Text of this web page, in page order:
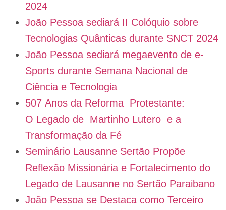
2024
João Pessoa sediará II Colóquio sobre
Tecnologias Quânticas durante SNCT 2024
João Pessoa sediará megaevento de e-
Sports durante Semana Nacional de
Ciência e Tecnologia
507 Anos da Reforma Protestante:
O Legado de Martinho Lutero e a
Transformação da Fé
Seminário Lausanne Sertão Propõe
Reflexão Missionária e Fortalecimento do
Legado de Lausanne no Sertão Paraibano
João Pessoa se Destaca como Terceiro